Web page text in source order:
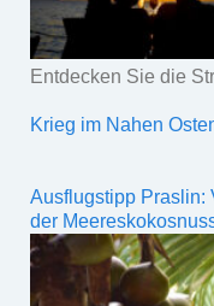
Entdecken Sie die
Krieg im Nahen
Ausflugstipp Praslin:
der